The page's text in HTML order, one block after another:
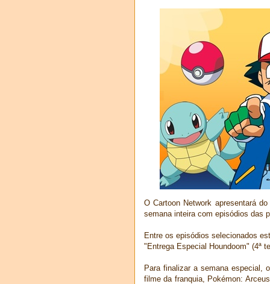
O Cartoon Network apresentará
semana inteira com episódios das
Entre os episódios selecionados
"Entrega Especial Houndoom" (4ª
Para finalizar a semana especial,
filme da franquia, Pokémon: